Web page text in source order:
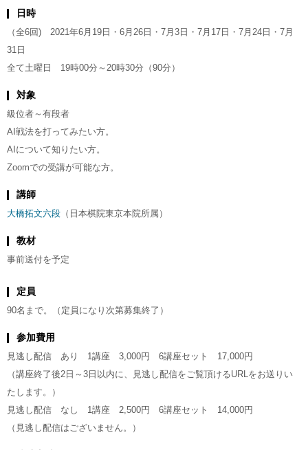
日時
（全6回) 2021年6月19日・6月26日・7月3日・7月17日・7月24日・7月
31日
全て土曜日 19時00分～20時30分（90分）
対象
級位者～有段者
AI戦法を打ってみたい方。
AIについて知りたい方。
Zoomでの受講が可能な方。
講師
大橋拓文六段 （日本棋院東京本院所属）
教材
事前送付を予定
定員
90名まで。（定員になり次第募集終了）
参加費用
見逃し配信 あり 1講座 3,000円 6講座セット 17,000円
（講座終了後2日～3日以内に、見逃し配信をご覧頂けるURLをお送りい
たします。）
見逃し配信 なし 1講座 2,500円 6講座セット 14,000円
（見逃し配信はございません。）